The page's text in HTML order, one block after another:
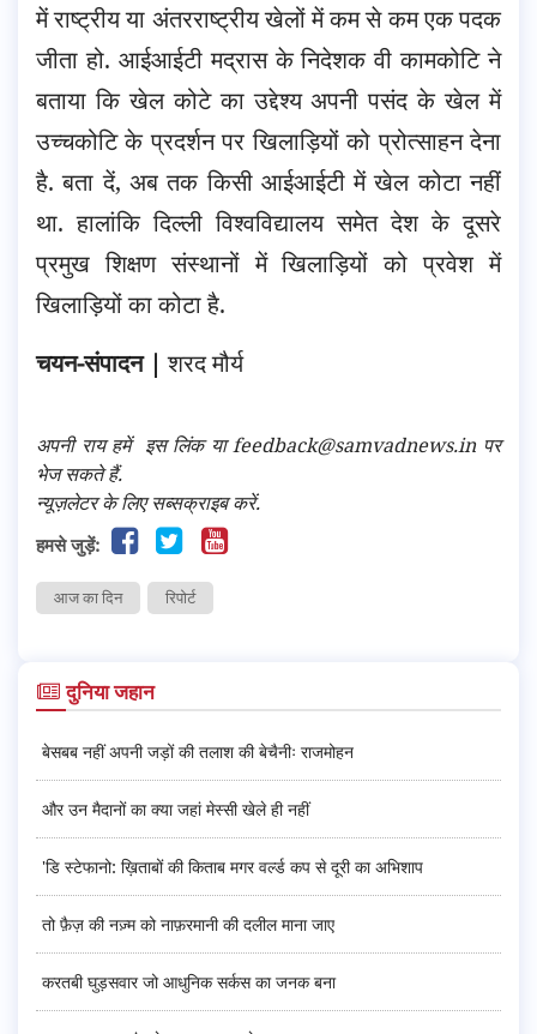
में राष्ट्रीय या अंतरराष्ट्रीय खेलों में कम से कम एक पदक
जीता हो. आईआईटी मद्रास के निदेशक वी कामकोटि ने
बताया कि खेल कोटे का उद्देश्य अपनी पसंद के खेल में
उच्चकोटि के प्रदर्शन पर खिलाड़ियों को प्रोत्साहन देना
है. बता दें, अब तक किसी आईआईटी में खेल कोटा नहीं
था. हालांकि दिल्ली विश्वविद्यालय समेत देश के दूसरे
प्रमुख शिक्षण संस्थानों में खिलाड़ियों को प्रवेश में
खिलाड़ियों का कोटा है.
चयन-संपादन | शरद मौर्य
अपनी राय हमें इस लिंक या feedback@samvadnews.in पर
भेज सकते हैं.
न्यूज़लेटर के लिए सब्सक्राइब करें.
हमसे जुड़ें:
आज का दिन रिपोर्ट
दुनिया जहान
बेसबब नहीं अपनी जड़ों की तलाश की बेचैनीः राजमोहन
और उन मैदानों का क्या जहां मेस्सी खेले ही नहीं
'डि स्टेफानो: ख़िताबों की किताब मगर वर्ल्ड कप से दूरी का अभिशाप
तो फ़ैज़ की नज़्म को नाफ़रमानी की दलील माना जाए
करतबी घुड़सवार जो आधुनिक सर्कस का जनक बना